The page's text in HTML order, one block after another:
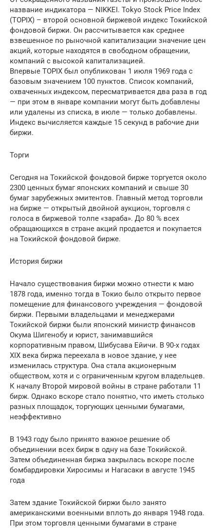
название индикатора — NIKKEI. Tokyo Stock Price Index
(TOPIX) – второй основной биржевой индекс Токийской
фондовой биржи. Он рассчитывается как среднее
взвешенное по рыночной капитализации значение цен
акций, которые находятся в свободном обращении,
компаний с высокой капитализацией.
Впервые TOPIX был опубликован 1 июля 1969 года с
базовым значением 100 пунктов. Список компаний,
охваченных индексом, пересматривается два раза в год
— при этом в январе компании могут быть добавлены
или удалены из списка, в июле — только добавлены.
Индекс вычисляется каждые 15 секунд в рабочие дни
биржи.
Торги
Сегодня на Токийской фондовой бирже торгуется около
2300 ценных бумаг японских компаний и свыше 30
бумаг зарубежных эмитентов. Главный метод торговли
на бирже — открытый двойной аукцион, торговля с
голоса в биржевой толпе «зараба». До 80 % всех
обращающихся в стране акций продается и покупается
на Токийской фондовой бирже.
История биржи
Начало существования биржи можно отнести к маю
1878 года, именно тогда в Токио было открыто первое
помещение для финансового учреждения — фондовой
биржи. Первыми владельцами и менеджерами
Токийской биржи были японский министр финансов
Окума Шигенобу и юрист, занимавшийся
корпоративным правом, Шибусава Ейичи. В 90-х годах
XIX века биржа переехала в новое здание, у нее
изменилась структура. Она стала акционерным
обществом, хотя и с ограниченным кругом владельцев.
К началу Второй мировой войны в стране работали 11
бирж. Однако вскоре стало понятно, что иметь столько
разных площадок, торгующих ценными бумагами,
неэффективно
В 1943 году было принято важное решение об
объединении всех бирж в одну на базе Токийской.
Затем объединенная биржа закрылась вскоре после
бомбардировки Хиросимы и Нагасаки в августе 1945
года
Затем здание Токийской биржи было занято
американскими военными вплоть до января 1948 года.
При этом торговля ценными бумагами в стране